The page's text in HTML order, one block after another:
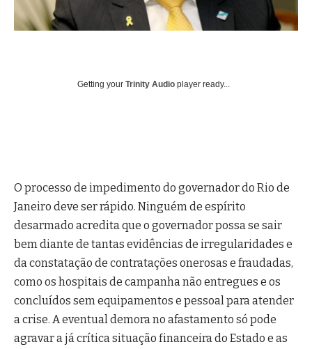
Getting your Trinity Audio player ready...
O processo de impedimento do governador do Rio de
Janeiro deve ser rápido. Ninguém de espírito
desarmado acredita que o governador possa se sair
bem diante de tantas evidências de irregularidades e
da constatação de contratações onerosas e fraudadas,
como os hospitais de campanha não entregues e os
concluídos sem equipamentos e pessoal para atender
a crise. A eventual demora no afastamento só pode
agravar a já crítica situação financeira do Estado e as